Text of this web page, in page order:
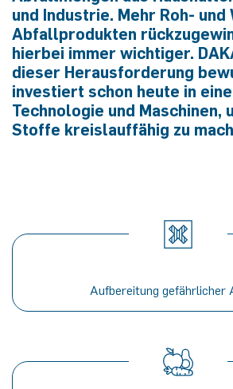
und Industrie. Mehr Roh-
Abfallprodukten
hierbei immer wichtiger.
dieser Herausforderung
investiert schon heute in
Technologie und Maschinen,
Stoffe kreislauffähig zu
Aufbereitung gefährlicher